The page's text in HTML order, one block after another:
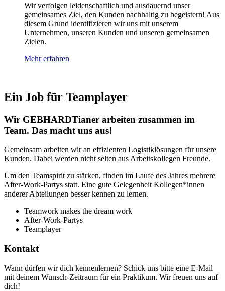
Wir verfolgen leidenschaftlich und ausdauernd unser
gemeinsames Ziel, den Kunden nachhaltig zu begeistern! Aus
diesem Grund identifizieren wir uns mit unserem
Unternehmen, unseren Kunden und unseren gemeinsamen
Zielen.
Mehr erfahren
Ein Job für Teamplayer
Wir GEBHARDTianer arbeiten zusammen im
Team. Das macht uns aus!
Gemeinsam arbeiten wir an effizienten Logistiklösungen für unsere
Kunden. Dabei werden nicht selten aus Arbeitskollegen Freunde.
Um den Teamspirit zu stärken, finden im Laufe des Jahres mehrere
After-Work-Partys statt. Eine gute Gelegenheit Kollegen*innen
anderer Abteilungen besser kennen zu lernen.
Teamwork makes the dream work
After-Work-Partys
Teamplayer
Kontakt
Wann dürfen wir dich kennenlernen? Schick uns bitte eine E-Mail
mit deinem Wunsch-Zeitraum für ein Praktikum. Wir freuen uns auf
dich!